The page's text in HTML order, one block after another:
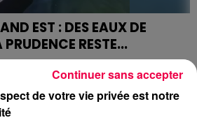
EST : DES EAUX DE
RESTE...
Santé Grand Est vient de
annuel de la qualité des eaux
2026.
de votre vie privée est notre
Continuer sans accepter